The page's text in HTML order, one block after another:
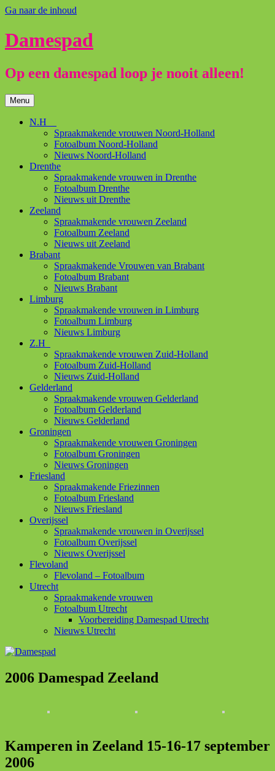
Ga naar de inhoud
Damespad
Op een damespad loop je nooit alleen!
Menu
N.H
Spraakmakende vrouwen Noord-Holland
Fotoalbum Noord-Holland
Nieuws Noord-Holland
Drenthe
Spraakmakende vrouwen in Drenthe
Fotoalbum Drenthe
Nieuws uit Drenthe
Zeeland
Spraakmakende vrouwen Zeeland
Fotoalbum Zeeland
Nieuws uit Zeeland
Brabant
Spraakmakende Vrouwen van Brabant
Fotoalbum Brabant
Nieuws Brabant
Limburg
Spraakmakende vrouwen in Limburg
Fotoalbum Limburg
Nieuws Limburg
Z.H
Spraakmakende vrouwen Zuid-Holland
Fotoalbum Zuid-Holland
Nieuws Zuid-Holland
Gelderland
Spraakmakende vrouwen Gelderland
Fotoalbum Gelderland
Nieuws Gelderland
Groningen
Spraakmakende vrouwen Groningen
Fotoalbum Groningen
Nieuws Groningen
Friesland
Spraakmakende Friezinnen
Fotoalbum Friesland
Nieuws Friesland
Overijssel
Spraakmakende vrouwen in Overijssel
Fotoalbum Overijssel
Nieuws Overijssel
Flevoland
Flevoland – Fotoalbum
Utrecht
Spraakmakende vrouwen
Fotoalbum Utrecht
Voorbereiding Damespad Utrecht
Nieuws Utrecht
2006 Damespad Zeeland
Kamperen in Zeeland 15-16-17 september
2006